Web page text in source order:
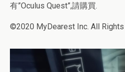
有”Oculus Quest”,請購買.
©2020 MyDearest Inc. All Rights